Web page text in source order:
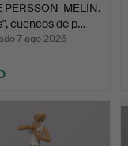
PERSSON-MELIN.
cuencos de p…
7 ago 2026